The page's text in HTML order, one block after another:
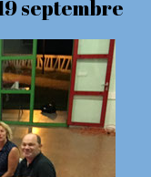
septembre